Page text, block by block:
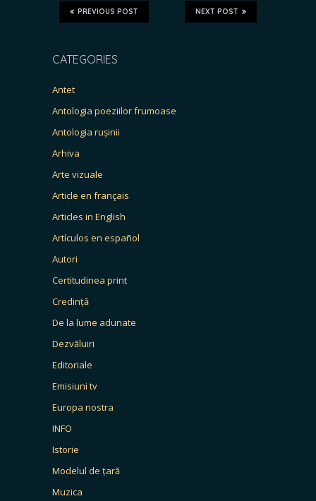
NEXT POST
PREVIOUS POST
CATEGORIES
Antet
Antologia poeziilor frumoase
Antologia rușinii
Arhiva
Arte vizuale
Article en français
Articles in English
Artículos en español
Autori
Certitudinea print
Credință
De la lume adunate
Dezvăluiri
Editoriale
Emisiuni tv
Europa nostra
INFO
Istorie
Modelul de țară
Muzica